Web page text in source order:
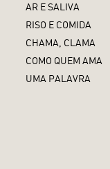
AR E SALIVA
RISO E COMIDA
CHAMA, CLAMA
COMO QUEM AMA
UMA PALAVRA